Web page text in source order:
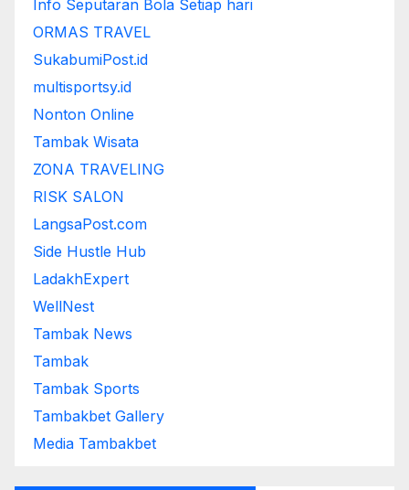
Info Seputaran Bola Setiap hari
ORMAS TRAVEL
SukabumiPost.id
multisportsy.id
Nonton Online
Tambak Wisata
ZONA TRAVELING
RISK SALON
LangsaPost.com
Side Hustle Hub
LadakhExpert
WellNest
Tambak News
Tambak
Tambak Sports
Tambakbet Gallery
Media Tambakbet